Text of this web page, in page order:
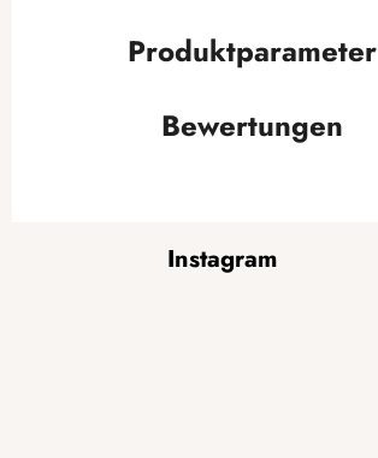
Produktparameter
Bewertungen
Instagram